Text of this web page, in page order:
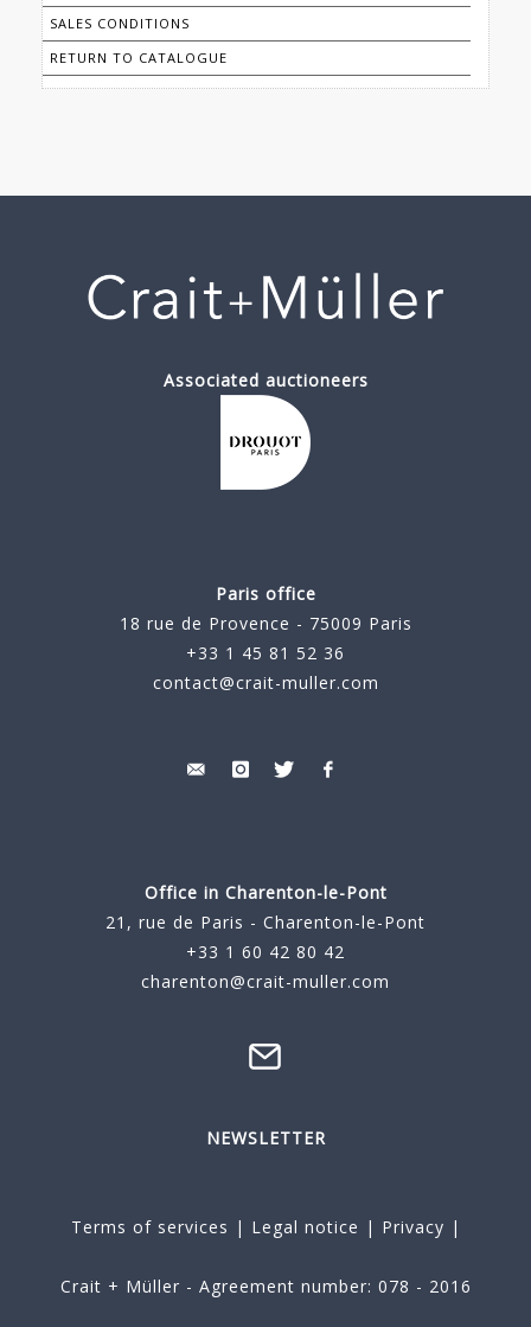
SALES CONDITIONS
RETURN TO CATALOGUE
Associated auctioneers
Paris office
18 rue de Provence - 75009 Paris
+33 1 45 81 52 36
contact@crait-muller.com
Office in Charenton-le-Pont
21, rue de Paris - Charenton-le-Pont
+33 1 60 42 80 42
charenton@crait-muller.com
NEWSLETTER
Terms of services | Legal notice | Privacy |
Crait + Müller - Agreement number: 078 - 2016